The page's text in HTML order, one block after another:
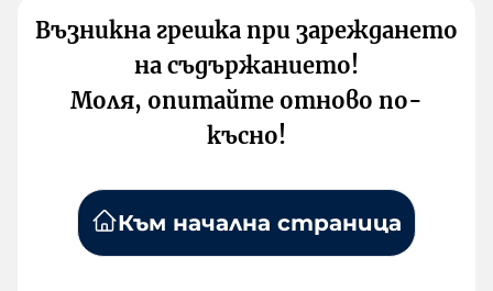
Възникна грешка при зареждането
на съдържанието!
Моля, опитайте отново по-
късно!
Към начална страница